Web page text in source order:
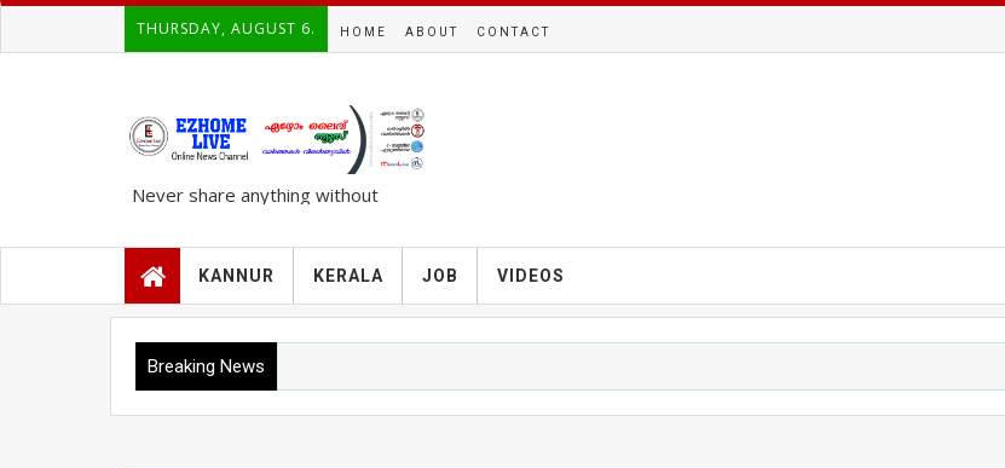
THURSDAY, AUGUST 6. HOME ABOUT CONTACT
Never share anything without
KANNUR KERALA JOB VIDEOS
Breaking News